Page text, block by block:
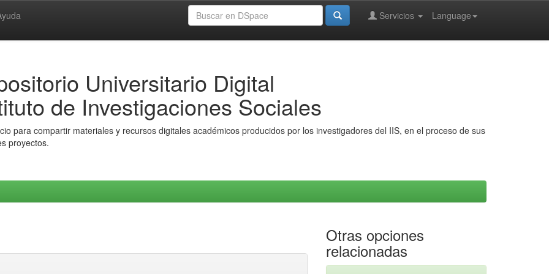
Language
Servicios
Universitario Digital
de Investigaciones Sociales
para compartir materiales y recursos digitales académicos producidos por los investigadores del IIS, en el proceso de sus
proyectos.
Otras opciones
relacionadas